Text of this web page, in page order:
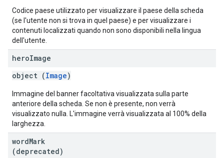
Codice paese utilizzato per visualizzare il paese della scheda
(se l'utente non si trova in quel paese) e per visualizzare i
contenuti localizzati quando non sono disponibili nella lingua
dell'utente.
heroImage
object (Image)
Immagine del banner facoltativa visualizzata sulla parte
anteriore della scheda. Se non è presente, non verrà
visualizzato nulla. L'immagine verrà visualizzata al 100% della
larghezza.
wordMark
(deprecated)